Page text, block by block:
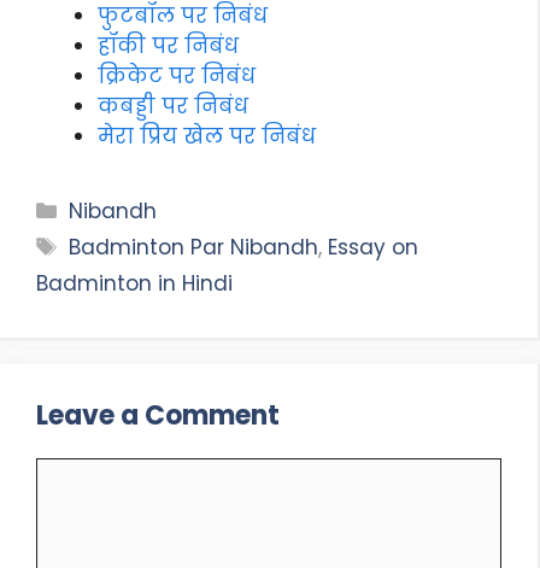
फुटबॉल पर निबंध
हॉकी पर निबंध
क्रिकेट पर निबंध
कबड्डी पर निबंध
मेरा प्रिय खेल पर निबंध
Categories
Nibandh
Tags
Badminton Par Nibandh, Essay on
Badminton in Hindi
Leave a Comment